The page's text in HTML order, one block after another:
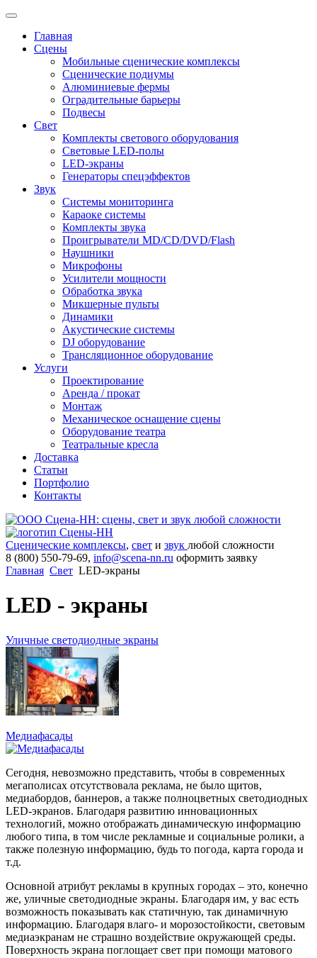
Главная
Сцены
Мобильные сценические комплексы
Сценические подиумы
Алюминиевые фермы
Оградительные барьеры
Подвесы
Свет
Комплекты светового оборудования
Световые LED-полы
LED-экраны
Генераторы спецэффектов
Звук
Системы мониторинга
Караоке системы
Комплекты звука
Проигрыватели MD/CD/DVD/Flash
Наушники
Микрофоны
Усилители мощности
Обработка звука
Микшерные пульты
Динамики
Акустические системы
DJ оборудование
Трансляционное оборудование
Услуги
Проектирование
Аренда / прокат
Монтаж
Механическое оснащение сцены
Оборудование театра
Театральные кресла
Доставка
Статьи
Портфолио
Контакты
Сценические комплексы, свет и звук любой сложности
8 (800) 550-79-69, info@scena-nn.ru оформить заявку
Главная Свет LED-экраны
LED - экраны
Уличные светодиодные экраны
Медиафасады
Сегодня, невозможно представить, чтобы в современных
мегаполисах отсутствовала реклама, не было щитов,
медиабордов, баннеров, а также полноцветных светодиодных
LED-экранов. Благодаря развитию инновационных
технологий, можно отображать динамическую информацию
любого типа, в том числе рекламные и социальные ролики, а
также полезную информацию, будь то погода, карта города и
т.д.
Основной атрибут рекламы в крупных городах – это, конечно
же, уличные светодиодные экраны. Благодаря им, у вас есть
возможность показывать как статичную, так динамичную
информацию. Благодаря влаго- и морозостойкости, световым
медиаэкранам не страшно воздействие окружающей среды.
Поверхность экрана поглощает свет при помощи матового